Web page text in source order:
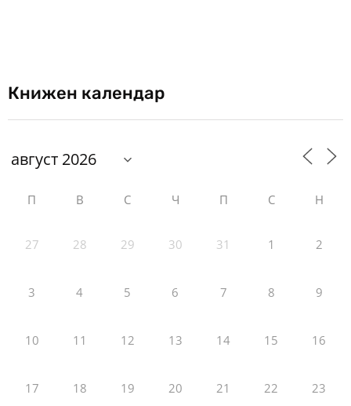
Книжен календар
П В С Ч П С Н
27 28 29 30 31 1 2
3 4 5 6 7 8 9
10 11 12 13 14 15 16
17 18 19 20 21 22 23